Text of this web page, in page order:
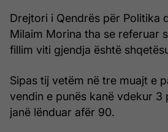
Drejtori i Qendrës për Politika
Milaim Morina tha se referuar
fillim viti gjendja është
Sipas tij vetëm në tre muajt e
vendin e punës kanë vdekur 3
janë lënduar afër 90.